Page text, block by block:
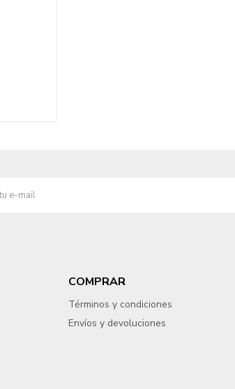
COMPRAR
Términos y condiciones
Envíos y devoluciones